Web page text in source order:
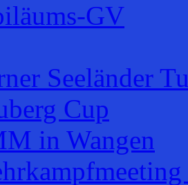
GV
Seeländer
Cup
in Wangen